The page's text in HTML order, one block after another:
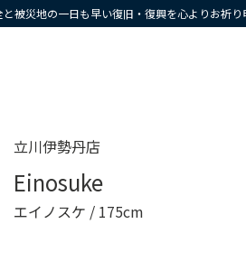
災地の一日も早い復旧・復興を心よりお祈り
立川伊勢丹店
Einosuke
エイノスケ / 175cm